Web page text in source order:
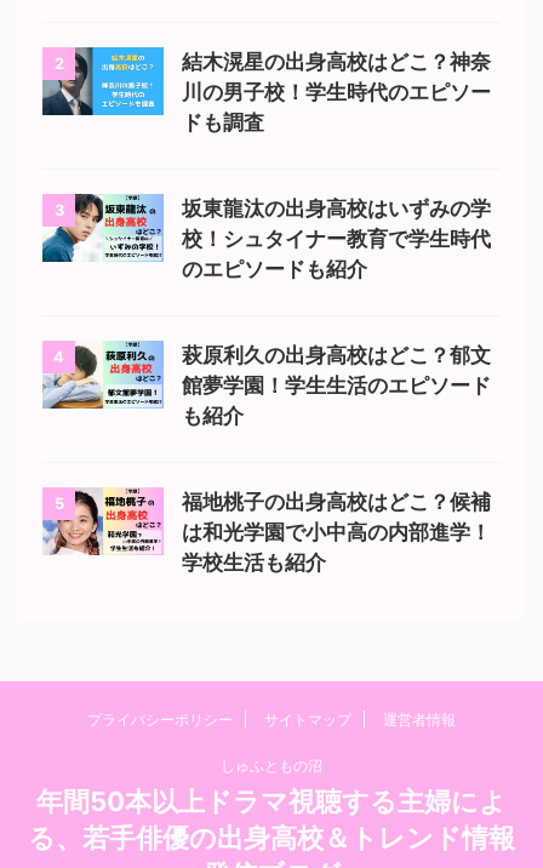
2
結木滉星の出身高校はどこ？神奈
川の男子校！学生時代のエピソー
ドも調査
3
坂東龍汰の出身高校はいずみの学
校！シュタイナー教育で学生時代
のエピソードも紹介
4
萩原利久の出身高校はどこ？郁文
館夢学園！学生生活のエピソード
も紹介
5
福地桃子の出身高校はどこ？候補
は和光学園で小中高の内部進学！
学校生活も紹介
プライバシーポリシー サイトマップ 運営者情報
しゅふともの沼
年間50本以上ドラマ視聴する主婦によ
る、若手俳優の出身高校＆トレンド情報